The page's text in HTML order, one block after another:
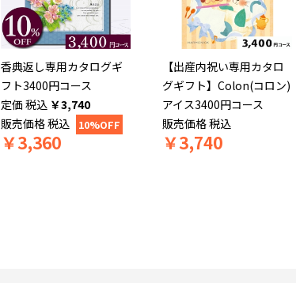
香典返し専用カタログギ
フト3400円コース
税込 ￥3,740
販売価格税込
￥3,360
10%OFF
【出産内祝い専用カタロ
グギフト】Colon(コロン)
アイス3400円コース
販売価格税込
￥3,740